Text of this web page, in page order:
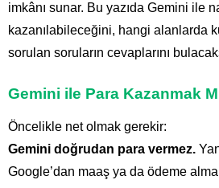
imkânı sunar. Bu yazıda Gemini ile
kazanılabileceğini, hangi alanlarda
sorulan soruların cevaplarını
Gemini ile Para Kazanmak
Öncelikle net olmak gerekir:
Gemini doğrudan para vermez.
Google’dan maaş ya da ödeme